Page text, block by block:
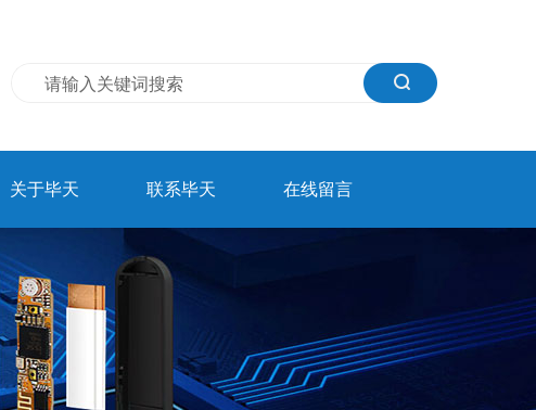
关于毕天 联系毕天 在线留言